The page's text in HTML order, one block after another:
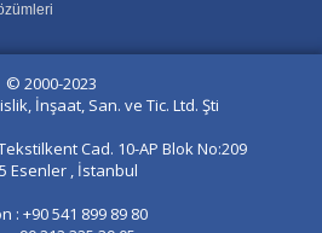
© 2000-2023
İnşaat, San. ve Tic. Ltd. Şti
Cad. 10-AP Blok No:209
Esenler , İstanbul
: +90 541 899 89 80